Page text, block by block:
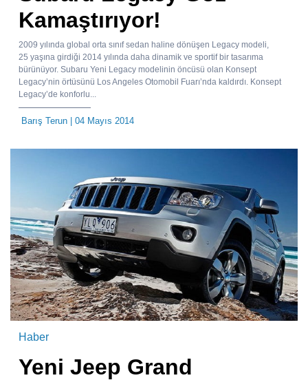
Kamaştırıyor!
2009 yılında global orta sınıf sedan haline dönüşen Legacy modeli,
25 yaşına girdiği 2014 yılında daha dinamik ve sportif bir tasarıma
bürünüyor. Subaru Yeni Legacy modelinin öncüsü olan Konsept
Legacy’nin örtüsünü Los Angeles Otomobil Fuarı’nda kaldırdı. Konsept
Legacy’de konforlu...
Barış Terun | 04 Mayıs 2014
Haber
Yeni Jeep Grand